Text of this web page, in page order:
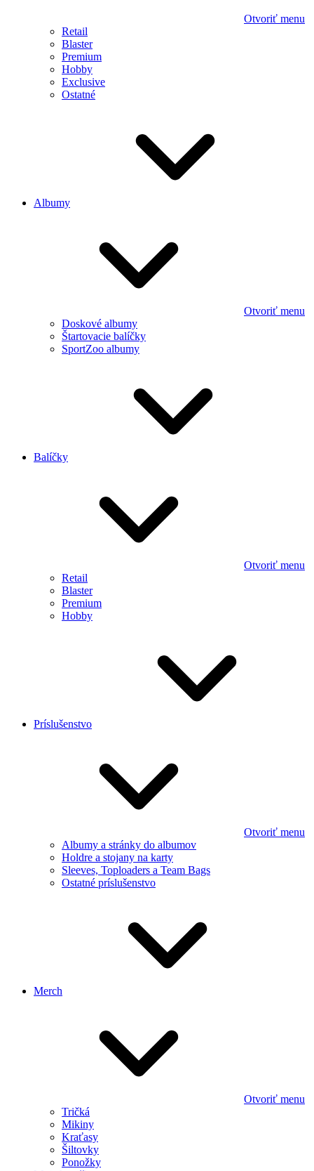
Otvoriť menu
Retail
Blaster
Premium
Hobby
Exclusive
Ostatné
Albumy
Otvoriť menu
Doskové albumy
Štartovacie balíčky
SportZoo albumy
Balíčky
Otvoriť menu
Retail
Blaster
Premium
Hobby
Príslušenstvo
Otvoriť menu
Albumy a stránky do albumov
Holdre a stojany na karty
Sleeves, Toploaders a Team Bags
Ostatné príslušenstvo
Merch
Otvoriť menu
Tričká
Mikiny
Kraťasy
Šiltovky
Ponožky